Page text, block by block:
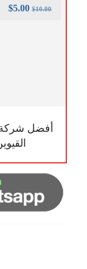
أفضل
القيوين
$10.00
$5.00